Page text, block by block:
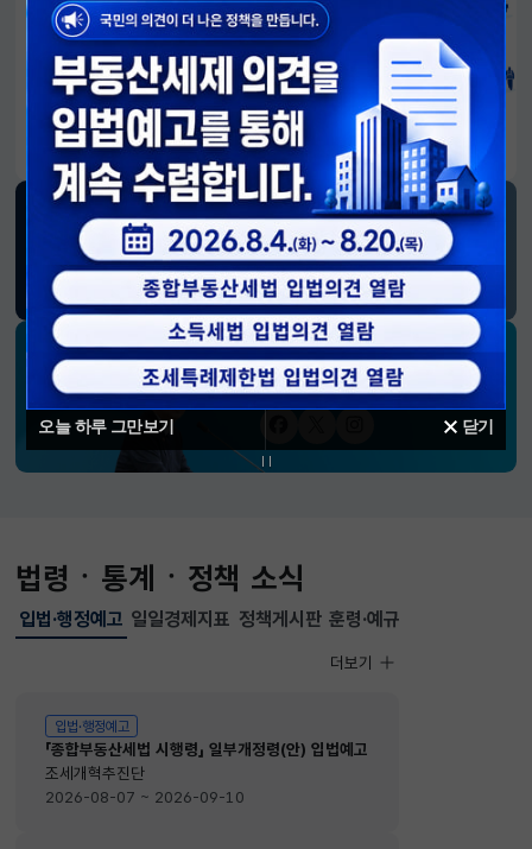
오늘 하루 그만보기 닫기
알림판
국민이 만든 대전환의 길-회복과 도약, 모두의 1년
재정경제부 SNS 소식
블로그페이스북트위터(X)유튜브인스타그램
소통하는 경제 리더 구윤철 장관의
SNS 채널
법령ㆍ통계ㆍ정책 소식
입법·행정예고
선택됨
입법·행정예고
입법·행정예고
「종합부동산세법 시행령」 일부개정령(안) 입법예고
조세개혁추진단
2026-08-07 ~ 2026-09-10
입법·행정예고
더보기
일일경제지표 정책게시판 훈령·예규